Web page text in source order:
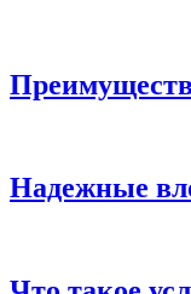
Надежные